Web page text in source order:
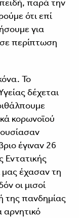
παρά την
ότι επί
για
περίπτωση
Το
δέχεται
κορωνοϊού
έγιναν 26
Εντατικής
έχασαν τη
οι μισοί
της πανδημίας